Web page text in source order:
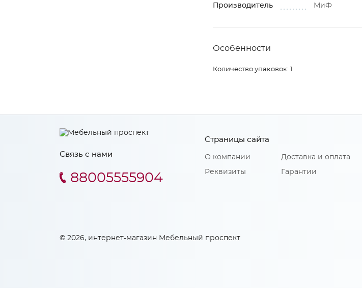
Производитель МиФ
Особенности
Количество упаковок: 1
Связь с нами
88005555904
Страницы сайта
О компании
Реквизиты
Доставка и оплата
Гарантии
© 2026, интернет-магазин Мебельный проспект